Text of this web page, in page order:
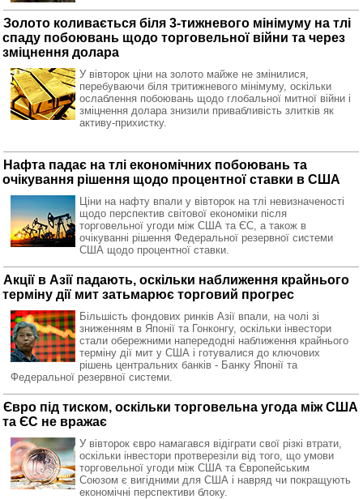
Золото коливається біля 3-тижневого мінімуму на тлі
спаду побоювань щодо торговельної війни та через
зміцнення долара
У вівторок ціни на золото майже не змінилися,
перебуваючи біля тритижневого мінімуму, оскільки
ослаблення побоювань щодо глобальної митної війни і
зміцнення долара знизили привабливість злитків як
активу-прихистку.
Нафта падає на тлі економічних побоювань та
очікування рішення щодо процентної ставки в США
Ціни на нафту впали у вівторок на тлі невизначеності
щодо перспектив світової економіки після
торговельної угоди між США та ЄС, а також в
очікуванні рішення Федеральної резервної системи
США щодо процентної ставки.
Акції в Азії падають, оскільки наближення крайнього
терміну дії мит затьмарює торговий прогрес
Більшість фондових ринків Азії впали, на чолі зі
зниженням в Японії та Гонконгу, оскільки інвестори
стали обережними напередодні наближення крайнього
терміну дії мит у США і готувалися до ключових
рішень центральних банків - Банку Японії та
Федеральної резервної системи.
Євро під тиском, оскільки торговельна угода між США
та ЄС не вражає
У вівторок євро намагався відіграти свої різкі втрати,
оскільки інвестори протверезіли від того, що умови
торговельної угоди між США та Європейським
Союзом є вигідними для США і навряд чи покращують
економічні перспективи блоку.